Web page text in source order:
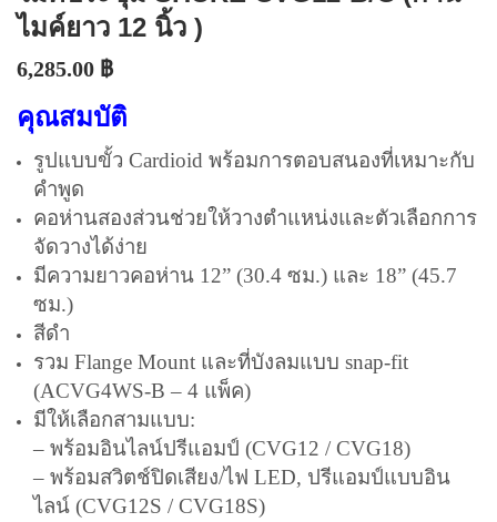
ไมค์ยาว 12 นิ้ว )
6,285.00 ฿
คุณสมบัติ
รูปแบบขั้ว Cardioid พร้อมการตอบสนองที่เหมาะกับ
คำพูด
คอห่านสองส่วนช่วยให้วางตำแหน่งและตัวเลือกการ
จัดวางได้ง่าย
มีความยาวคอห่าน 12” (30.4 ซม.) และ 18” (45.7
ซม.)
สีดำ
รวม Flange Mount และที่บังลมแบบ snap-fit
(ACVG4WS-B – 4 แพ็ค)
มีให้เลือกสามแบบ:
– พร้อมอินไลน์ปรีแอมป์ (CVG12 / CVG18)
– พร้อมสวิตช์ปิดเสียง/ไฟ LED, ปรีแอมป์แบบอิน
ไลน์ (CVG12S / CVG18S)